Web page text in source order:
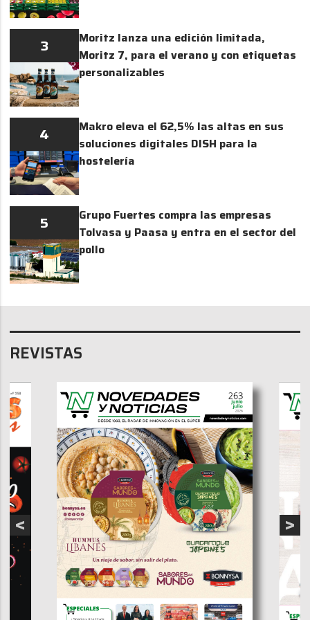
3
Moritz lanza una edición limitada,
Moritz 7, para el verano y con etiquetas
personalizables
4
Makro eleva el 62,5% las altas en sus
soluciones digitales DISH para la
hostelería
5
Grupo Fuertes compra las empresas
Tolvasa y Paasa y entra en el sector del
pollo
REVISTAS